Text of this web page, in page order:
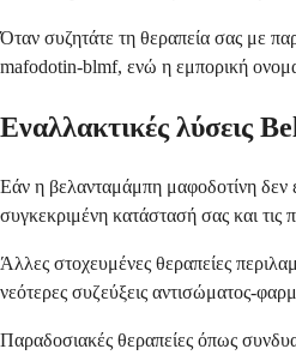
Όταν συζητάτε τη θεραπεία σας με
mafodotin-blmf, ενώ η εμπορική
Εναλλακτικές λύσεις
Εάν η βελανταμάμπη μαφοδοτίνη δεν
συγκεκριμένη κατάστασή σας και τις
Άλλες στοχευμένες θεραπείες
νεότερες συζεύξεις αντισώματος-
Παραδοσιακές θεραπείες όπως